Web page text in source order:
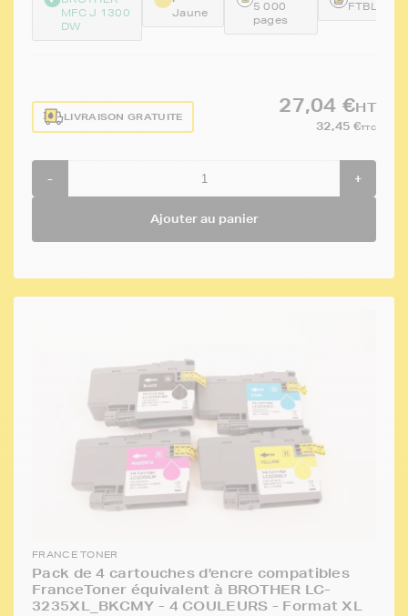
MFC J 1300
DW
Jaune
5 000
pages
LIVRAISON GRATUITE
27,04 €HT
32,45 €TTC
- +
Ajouter au panier
FRANCE TONER
Pack de 4 cartouches d'encre compatibles
FranceToner équivalent à BROTHER LC-
3235XL_BKCMY - 4 COULEURS - Format XL